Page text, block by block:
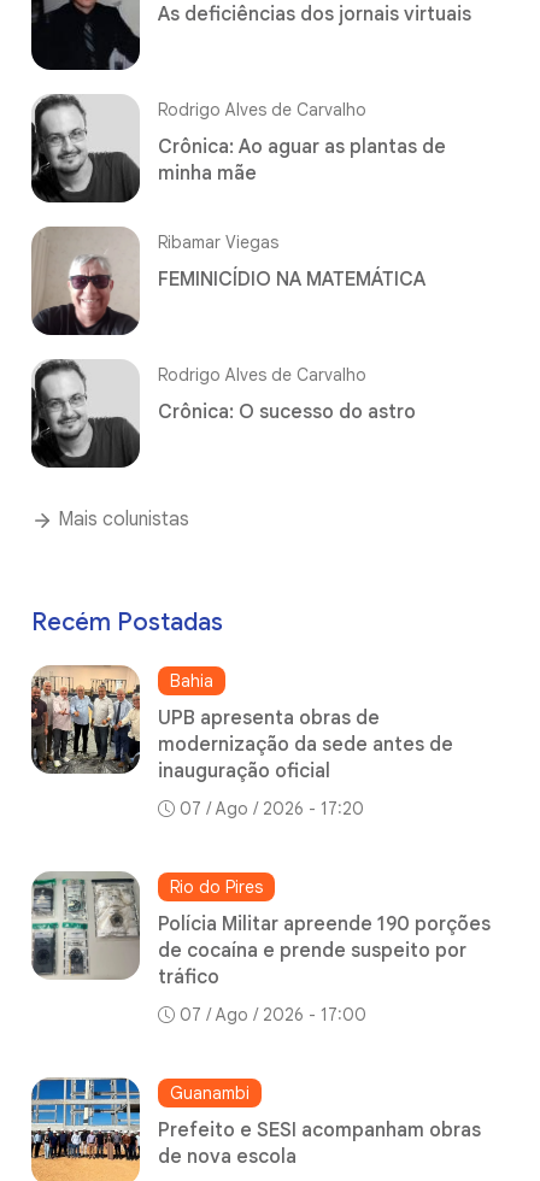
As deficiências dos jornais virtuais
Rodrigo Alves de Carvalho
Crônica: Ao aguar as plantas de
minha mãe
Ribamar Viegas
FEMINICÍDIO NA MATEMÁTICA
Rodrigo Alves de Carvalho
Crônica: O sucesso do astro
Mais colunistas
Recém Postadas
Bahia
UPB apresenta obras de
modernização da sede antes de
inauguração oficial
07 / Ago / 2026 - 17:20
Rio do Pires
Polícia Militar apreende 190 porções
de cocaína e prende suspeito por
tráfico
07 / Ago / 2026 - 17:00
Guanambi
Prefeito e SESI acompanham obras
de nova escola